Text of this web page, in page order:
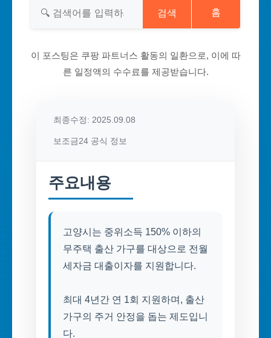
검색 홈
이 포스팅은 쿠팡 파트너스 활동의 일환으로, 이에 따
른 일정액의 수수료를 제공받습니다.
최종수정: 2025.09.08
보조금24 공식 정보
주요내용
고양시는 중위소득 150% 이하의
무주택 출산 가구를 대상으로 전월
세자금 대출이자를 지원합니다.
최대 4년간 연 1회 지원하며, 출산
가구의 주거 안정을 돕는 제도입니